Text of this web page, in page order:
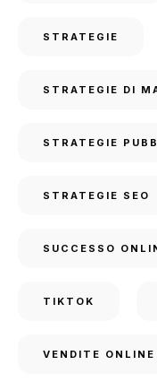
STRATEGIE
STRATEGIE DI
STRATEGIE
STRATEGIE SEO
SUCCESSO
TIKTOK
VENDITE ONLINE